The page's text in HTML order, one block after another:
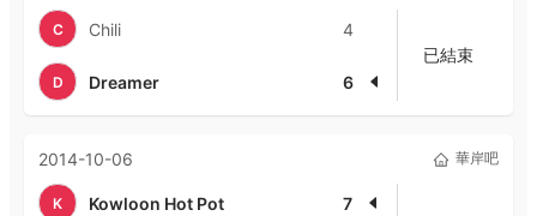
C Chili 4
D Dreamer 6
已結束
2014-10-06 華岸吧
K Kowloon Hot Pot 7